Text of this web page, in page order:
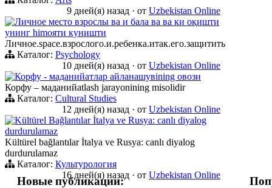
9 дней(я) назад · от Uzbekistan Online
Личное место взрослы ва и бала ва ва ки оқишти
унинг himояти куништи
Личное.space.взрослого.и.ребенка.итак.его.защитить
Каталог: Psychology
10 дней(я) назад · от Uzbekistan Online
Корфу - маданийатлар айланашувining овози
Корфу – маданийatlash jarayonining misolidir
Каталог: Cultural Studies
12 дней(я) назад · от Uzbekistan Online
Kültürel Bağlantılar İtalya ve Rusya: canlı diyalog
durdurulamaz
Kültürel bağlantılar İtalya ve Rusya: canlı diyalog
durdurulamaz
Каталог: Культурология
16 дней(я) назад · от Uzbekistan Online
Новые публикации: